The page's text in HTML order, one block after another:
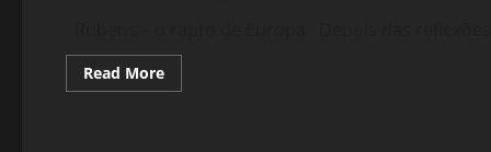
Read MoreRead
more